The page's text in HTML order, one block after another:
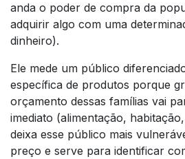
anda o poder de compra da
adquirir algo com uma
dinheiro).
Ele mede um público
específica de produtos porque
orçamento dessas famílias vai
imediato (alimentação,
deixa esse público mais
preço e serve para identificar